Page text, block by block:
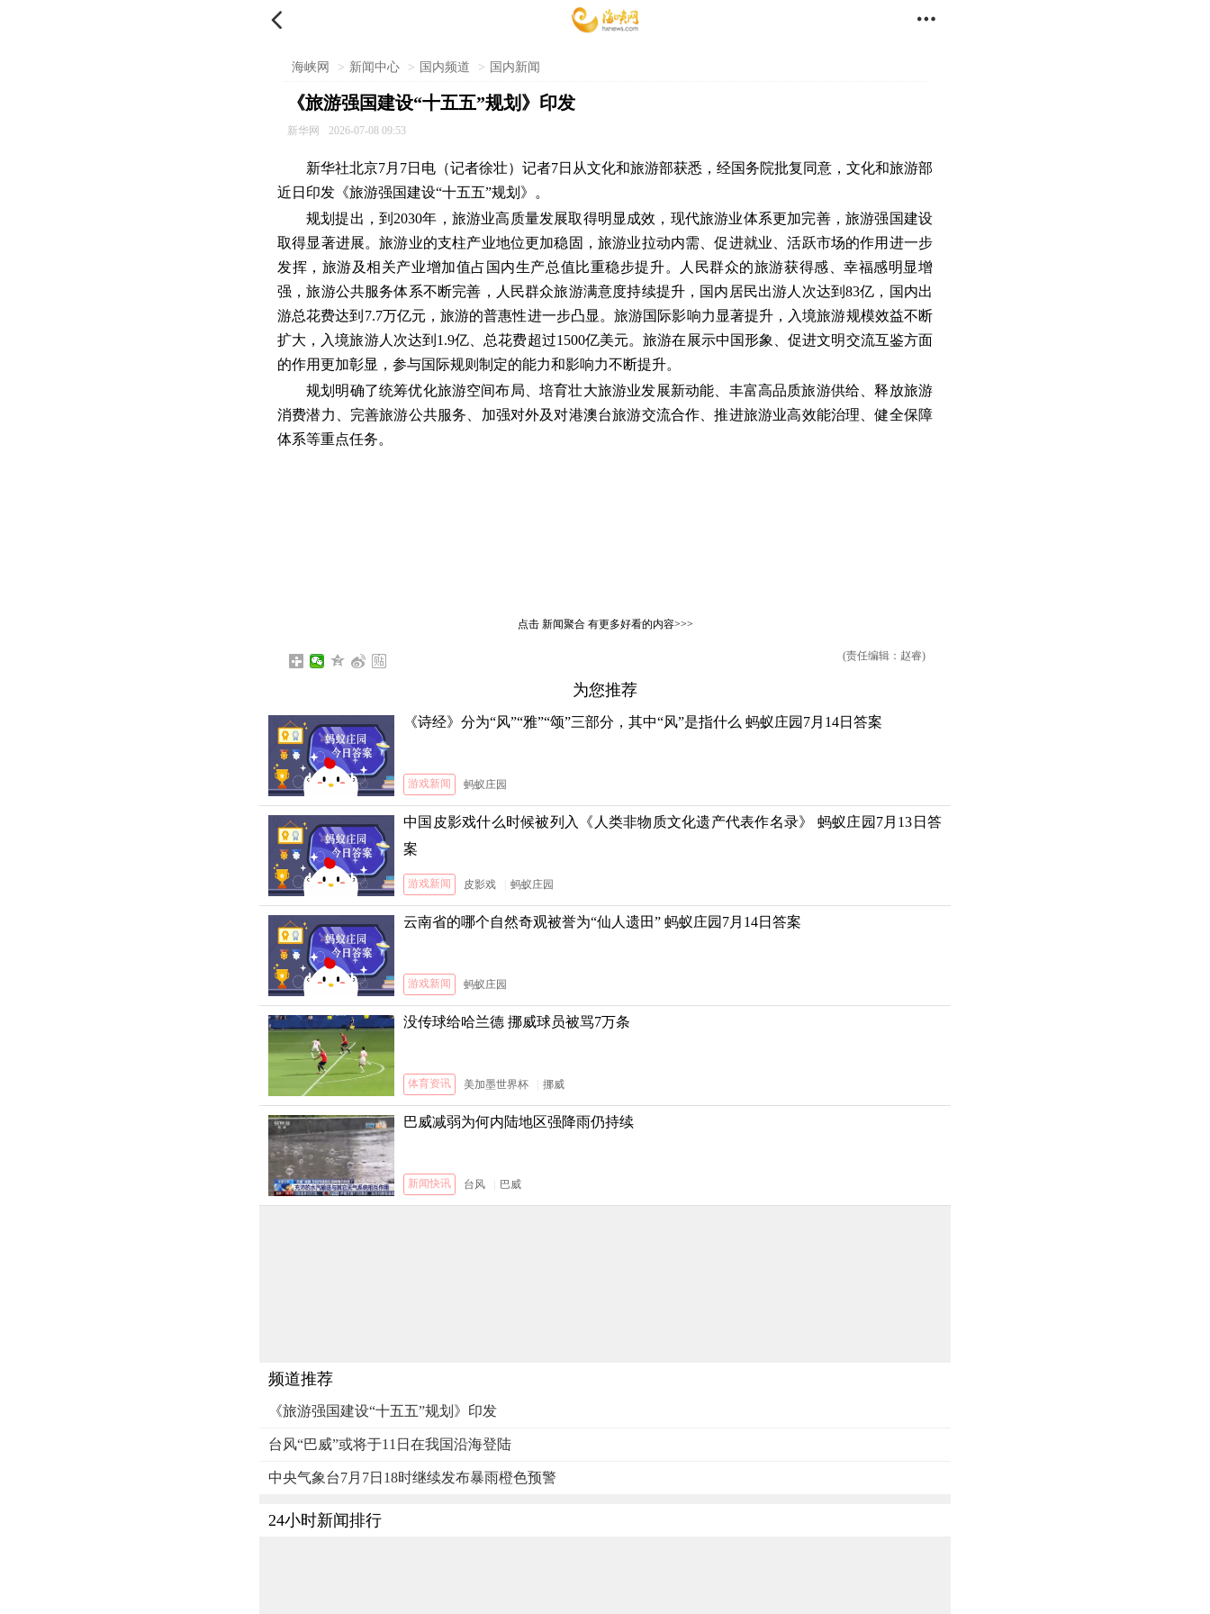
 
海峡网 > 新闻中心 > 国内频道 > 国内新闻
《旅游强国建设“十五五”规划》印发
新华网 2026-07-08 09:53
新华社北京7月7日电（记者徐壮）记者7日从文化和旅游部获悉，经国务院批复同意，文化和旅游部
近日印发《旅游强国建设“十五五”规划》。
规划提出，到2030年，旅游业高质量发展取得明显成效，现代旅游业体系更加完善，旅游强国建设
取得显著进展。旅游业的支柱产业地位更加稳固，旅游业拉动内需、促进就业、活跃市场的作用进一步
发挥，旅游及相关产业增加值占国内生产总值比重稳步提升。人民群众的旅游获得感、幸福感明显增
强，旅游公共服务体系不断完善，人民群众旅游满意度持续提升，国内居民出游人次达到83亿，国内出
游总花费达到7.7万亿元，旅游的普惠性进一步凸显。旅游国际影响力显著提升，入境旅游规模效益不断
扩大，入境旅游人次达到1.9亿、总花费超过1500亿美元。旅游在展示中国形象、促进文明交流互鉴方面
的作用更加彰显，参与国际规则制定的能力和影响力不断提升。
规划明确了统筹优化旅游空间布局、培育壮大旅游业发展新动能、丰富高品质旅游供给、释放旅游
消费潜力、完善旅游公共服务、加强对外及对港澳台旅游交流合作、推进旅游业高效能治理、健全保障
体系等重点任务。
点击 新闻聚合有更多好看的内容>>>
(责任编辑：赵睿)
为您推荐
《诗经》分为“风”“雅”“颂”三部分，其中“风”是指什么 蚂蚁庄园7月14日答案
游戏新闻 蚂蚁庄园
中国皮影戏什么时候被列入《人类非物质文化遗产代表作名录》 蚂蚁庄园7月13日答
案
游戏新闻 皮影戏 蚂蚁庄园
云南省的哪个自然奇观被誉为“仙人遗田” 蚂蚁庄园7月14日答案
游戏新闻 蚂蚁庄园
没传球给哈兰德 挪威球员被骂7万条
体育资讯 美加墨世界杯 挪威
巴威减弱为何内陆地区强降雨仍持续
新闻快讯 台风 巴威
频道推荐
《旅游强国建设“十五五”规划》印发
台风“巴威”或将于11日在我国沿海登陆
中央气象台7月7日18时继续发布暴雨橙色预警
24小时新闻排行